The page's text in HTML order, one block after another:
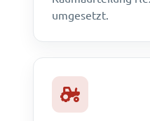
umgesetzt.